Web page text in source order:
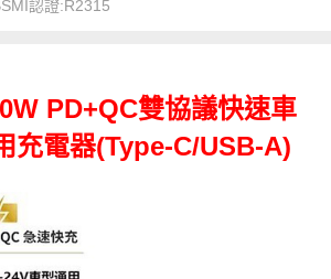
認證:R2315
PD+QC雙協議快速車
充電器(Type-C/USB-A)